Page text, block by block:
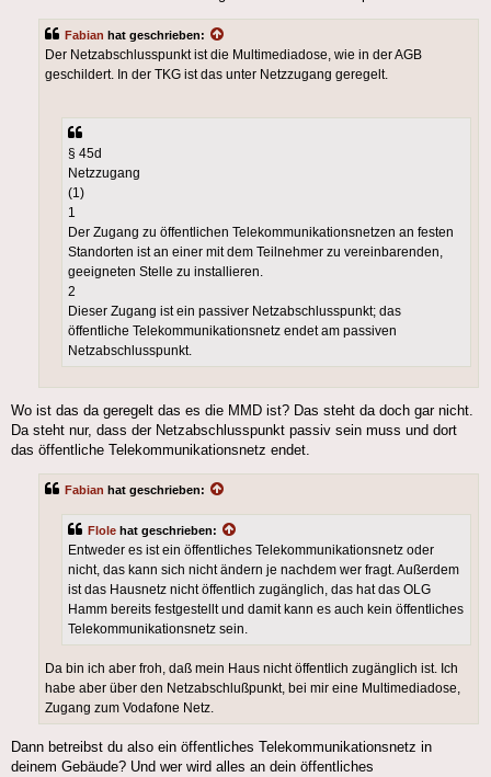
Fabian hat geschrieben:
Der Netzabschlusspunkt ist die Multimediadose, wie in der AGB
geschildert. In der TKG ist das unter Netzzugang geregelt.
§ 45d
Netzzugang
(1)
1
Der Zugang zu öffentlichen Telekommunikationsnetzen an festen
Standorten ist an einer mit dem Teilnehmer zu vereinbarenden,
geeigneten Stelle zu installieren.
2
Dieser Zugang ist ein passiver Netzabschlusspunkt; das
öffentliche Telekommunikationsnetz endet am passiven
Netzabschlusspunkt.
Wo ist das da geregelt das es die MMD ist? Das steht da doch gar nicht.
Da steht nur, dass der Netzabschlusspunkt passiv sein muss und dort
das öffentliche Telekommunikationsnetz endet.
Fabian hat geschrieben:
Flole hat geschrieben:
Entweder es ist ein öffentliches Telekommunikationsnetz oder
nicht, das kann sich nicht ändern je nachdem wer fragt. Außerdem
ist das Hausnetz nicht öffentlich zugänglich, das hat das OLG
Hamm bereits festgestellt und damit kann es auch kein öffentliches
Telekommunikationsnetz sein.
Da bin ich aber froh, daß mein Haus nicht öffentlich zugänglich ist. Ich
habe aber über den Netzabschlußpunkt, bei mir eine Multimediadose,
Zugang zum Vodafone Netz.
Dann betreibst du also ein öffentliches Telekommunikationsnetz in
deinem Gebäude? Und wer wird alles an dein öffentliches